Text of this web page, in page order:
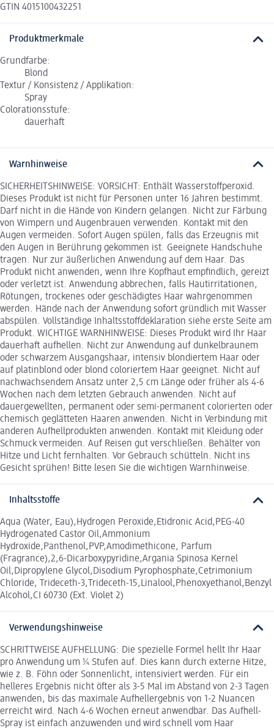
GTIN 4015100432251
Produktmerkmale
Grundfarbe:
Blond
Textur / Konsistenz / Applikation:
Spray
Colorationsstufe:
dauerhaft
Warnhinweise
SICHERHEITSHINWEISE: VORSICHT: Enthält Wasserstoffperoxid.
Dieses Produkt ist nicht für Personen unter 16 Jahren bestimmt.
Darf nicht in die Hände von Kindern gelangen. Nicht zur Färbung
von Wimpern und Augenbrauen verwenden. Kontakt mit den
Augen vermeiden. Sofort Augen spülen, falls das Erzeugnis mit
den Augen in Berührung gekommen ist. Geeignete Handschuhe
tragen. Nur zur äußerlichen Anwendung auf dem Haar. Das
Produkt nicht anwenden, wenn Ihre Kopfhaut empfindlich, gereizt
oder verletzt ist. Anwendung abbrechen, falls Hautirritationen,
Rötungen, trockenes oder geschädigtes Haar wahrgenommen
werden. Hände nach der Anwendung sofort gründlich mit Wasser
abspülen. Vollständige Inhaltsstoffdeklaration siehe erste Seite am
Produkt. WICHTIGE WARNHINWEISE: Dieses Produkt wird Ihr Haar
dauerhaft aufhellen. Nicht zur Anwendung auf dunkelbraunem
oder schwarzem Ausgangshaar, intensiv blondiertem Haar oder
auf platinblond oder blond coloriertem Haar geeignet. Nicht auf
nachwachsendem Ansatz unter 2,5 cm Länge oder früher als 4-6
Wochen nach dem letzten Gebrauch anwenden. Nicht auf
dauergewellten, permanent oder semi-permanent colorierten oder
chemisch geglätteten Haaren anwenden. Nicht in Verbindung mit
anderen Aufhellprodukten anwenden. Kontakt mit Kleidung oder
Schmuck vermeiden. Auf Reisen gut verschließen. Behälter von
Hitze und Licht fernhalten. Vor Gebrauch schütteln. Nicht ins
Gesicht sprühen! Bitte lesen Sie die wichtigen Warnhinweise.
Inhaltsstoffe
Aqua (Water, Eau),Hydrogen Peroxide,Etidronic Acid,PEG-40
Hydrogenated Castor Oil,Ammonium
Hydroxide,Panthenol,PVP,Amodimethicone, Parfum
(Fragrance),2,6-Dicarboxypyridine,Argania Spinosa Kernel
Oil,Dipropylene Glycol,Disodium Pyrophosphate,Cetrimonium
Chloride, Trideceth-3,Trideceth-15,Linalool,Phenoxyethanol,Benzyl
Alcohol,CI 60730 (Ext. Violet 2)
Verwendungshinweise
SCHRITTWEISE AUFHELLUNG: Die spezielle Formel hellt Ihr Haar
pro Anwendung um ¼ Stufen auf. Dies kann durch externe Hitze,
wie z. B. Föhn oder Sonnenlicht, intensiviert werden. Für ein
helleres Ergebnis nicht öfter als 3-5 Mal im Abstand von 2-3 Tagen
anwenden, bis das maximale Aufhellergebnis von 1-2 Nuancen
erreicht wird. Nach 4-6 Wochen erneut anwendbar. Das Aufhell-
Spray ist einfach anzuwenden und wird schnell vom Haar